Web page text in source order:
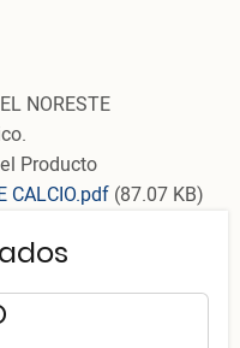
NORESTE
Producto
CALCIO.pdf (87.07 KB)